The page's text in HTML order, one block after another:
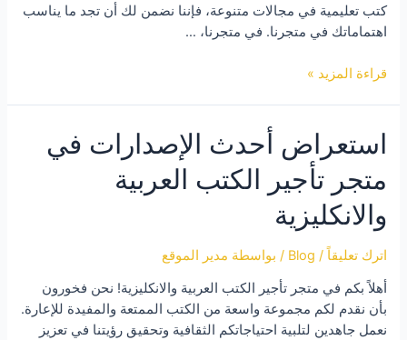
كتب تعليمية في مجالات متنوعة، فإننا نضمن لك أن تجد ما يناسب
اهتماماتك في متجرنا. في متجرنا، …
أفضل
والانكليزية
المتاحة
للإيجار
متجرنا
قراءة المزيد »
استعراض أحدث الإصدارات في
متجر تأجير الكتب العربية
والانكليزية
اترك تعليقاً /
Blog / بواسطة مدير الموقع
أهلاً بكم في متجر تأجير الكتب العربية والانكليزية! نحن فخورون
بأن نقدم لكم مجموعة واسعة من الكتب الممتعة والمفيدة للإعارة.
نعمل جاهدين لتلبية احتياجاتكم الثقافية وتحقيق رؤيتنا في تعزيز